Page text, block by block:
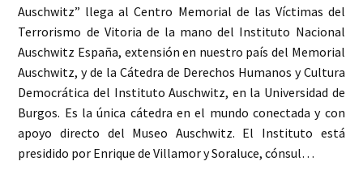
Auschwitz” llega al Centro Memorial de las Víctimas del
Terrorismo de Vitoria de la mano del Instituto Nacional
Auschwitz España, extensión en nuestro país del Memorial
Auschwitz, y de la Cátedra de Derechos Humanos y Cultura
Democrática del Instituto Auschwitz, en la Universidad de
Burgos. Es la única cátedra en el mundo conectada y con
apoyo directo del Museo Auschwitz. El Instituto está
presidido por Enrique de Villamor y Soraluce, cónsul…